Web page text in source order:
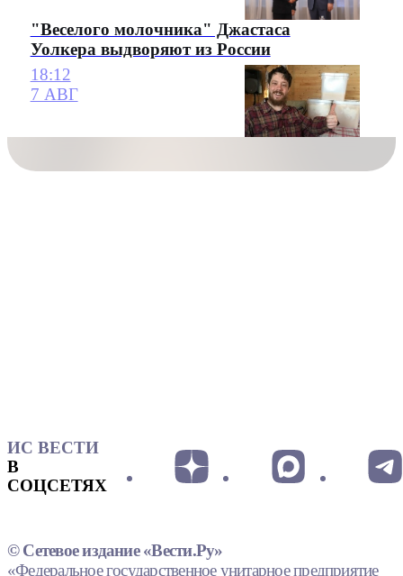
"Веселого молочника" Джастаса
Уолкера выдворяют из России
18:12
7 АВГ
ИС ВЕСТИ
В
СОЦСЕТЯХ
© Сетевое издание «Вести.Ру»
«Федеральное государственное унитарное предприятие